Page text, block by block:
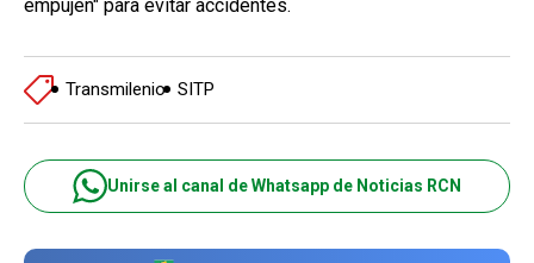
empujen" para evitar accidentes.
Transmilenio SITP
Unirse al canal de Whatsapp de Noticias RCN